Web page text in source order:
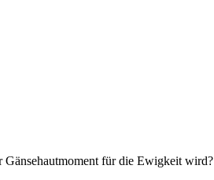
Gänsehautmoment für die Ewigkeit wird?